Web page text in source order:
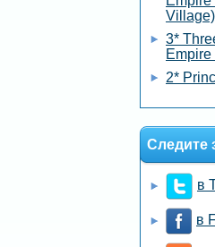
Village)
3*
Empire
2*
Следите
в
в